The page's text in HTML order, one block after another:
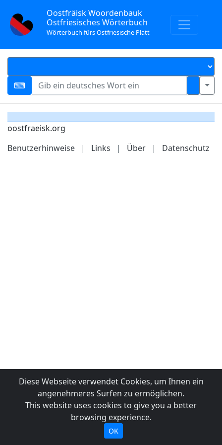
Oostfräisk Woordenbauk
Ostfriesisches Wörterbuch
Wörterbuch fürs Ostfriesische Platt
oostfraeisk.org
Benutzerhinweise
| Links | Über | Datenschutz
Diese Webseite verwendet Cookies, um Ihnen ein
angenehmeres Surfen zu ermöglichen.
This website uses cookies to give you a better
browsing experience.
OK